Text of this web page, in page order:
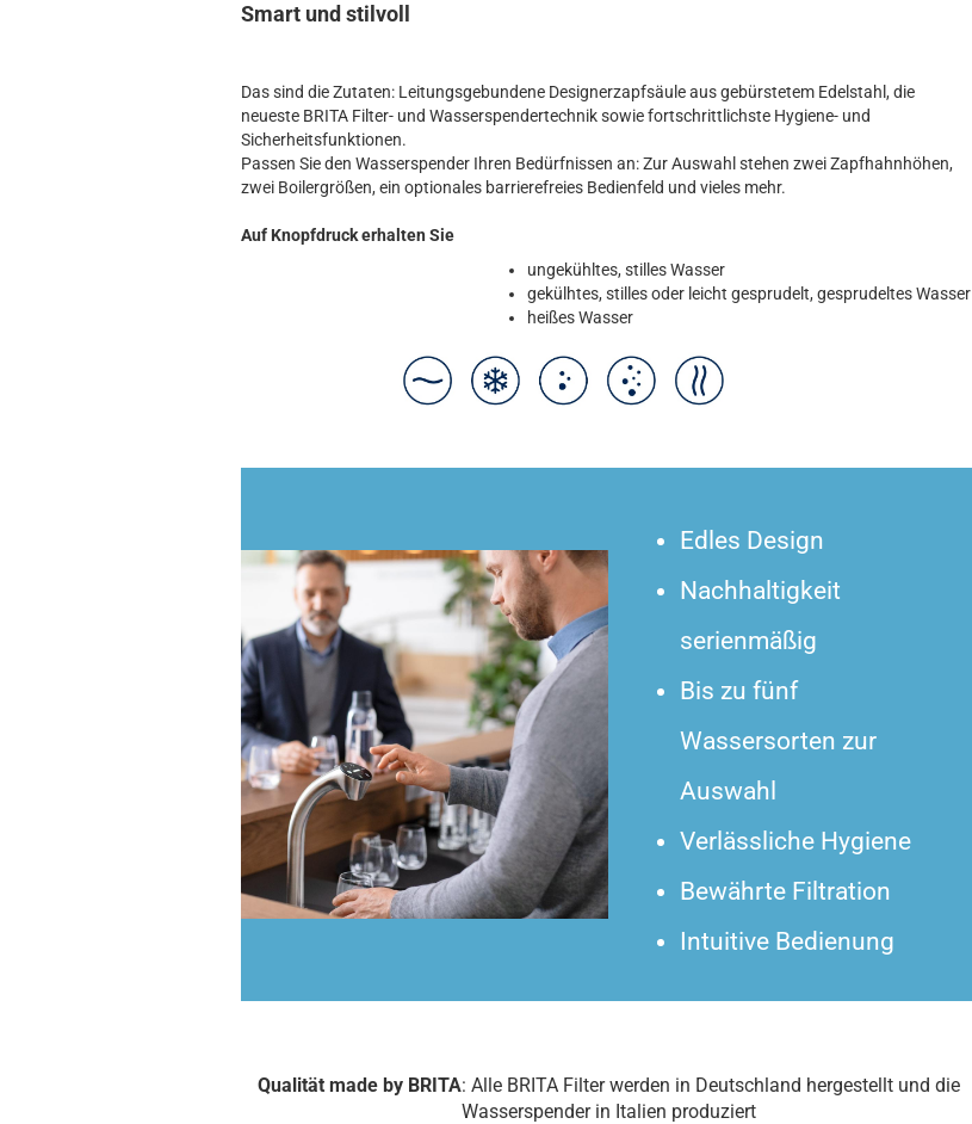
Smart und stilvoll
Das sind die Zutaten: Leitungsgebundene Designerzapfsäule aus gebürstetem Edelstahl, die
neueste BRITA Filter- und Wasserspendertechnik sowie fortschrittlichste Hygiene- und
Sicherheitsfunktionen.
Passen Sie den Wasserspender Ihren Bedürfnissen an: Zur Auswahl stehen zwei Zapfhahnhöhen,
zwei Boilergrößen, ein optionales barrierefreies Bedienfeld und vieles mehr.
Auf Knopfdruck erhalten Sie
ungekühltes, stilles Wasser
gekülhtes, stilles oder leicht gesprudelt, gesprudeltes Wasser
heißes Wasser
Edles Design
Nachhaltigkeit
serienmäßig
Bis zu fünf
Wassersorten zur
Auswahl
Verlässliche Hygiene
Bewährte Filtration
Intuitive Bedienung
Qualität made by BRITA: Alle BRITA Filter werden in Deutschland hergestellt und die
Wasserspender in Italien produziert